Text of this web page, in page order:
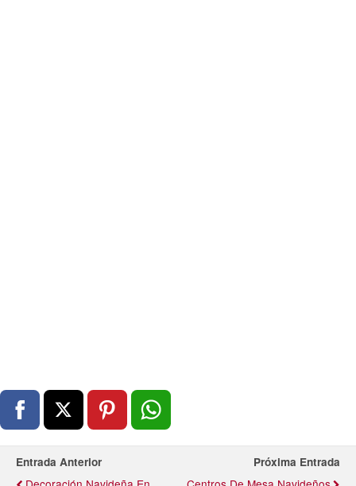
Entrada Anterior Próxima Entrada